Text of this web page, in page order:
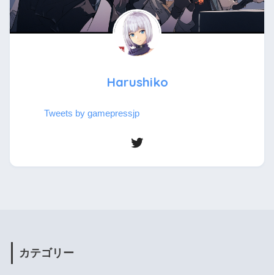
Harushiko
Tweets by gamepressjp
カテゴリー